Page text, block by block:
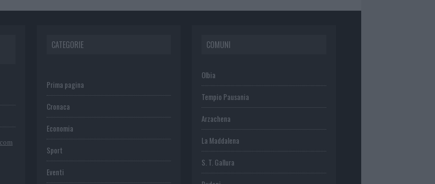
CATEGORIE
Prima pagina
Cronaca
Economia
Sport
Eventi
COMUNI
Olbia
Tempio Pausania
Arzachena
La Maddalena
S. T. Gallura